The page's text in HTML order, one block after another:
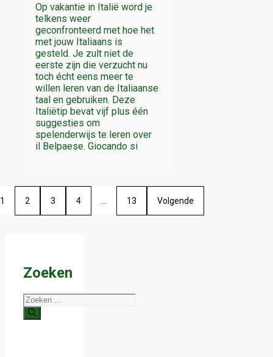
Op vakantie in Italië word je
telkens weer
geconfronteerd met hoe het
met jouw Italiaans is
gesteld. Je zult niet de
eerste zijn die verzucht nu
toch écht eens meer te
willen leren van de Italiaanse
taal en gebruiken. Deze
Italiëtip bevat vijf plus één
suggesties om
spelenderwijs te leren over
il Belpaese. Giocando si
1 2 3 4 13 Volgende
Zoeken
Zoek
naar: